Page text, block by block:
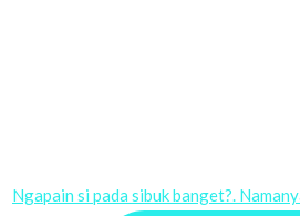
Ngapain si pada sibuk banget?.